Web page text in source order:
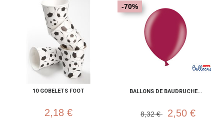
10 GOBELETS FOOT
2,18 €
BALLONS DE BAUDRUCHE...
-70%
8,32 € 2,50 €